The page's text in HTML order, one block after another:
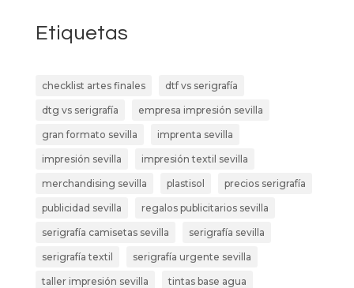
Etiquetas
checklist artes finales dtf vs serigrafía
dtg vs serigrafía empresa impresión sevilla
gran formato sevilla imprenta sevilla
impresión sevilla impresión textil sevilla
merchandising sevilla plastisol precios serigrafía
publicidad sevilla regalos publicitarios sevilla
serigrafía camisetas sevilla serigrafía sevilla
serigrafía textil serigrafía urgente sevilla
taller impresión sevilla tintas base agua